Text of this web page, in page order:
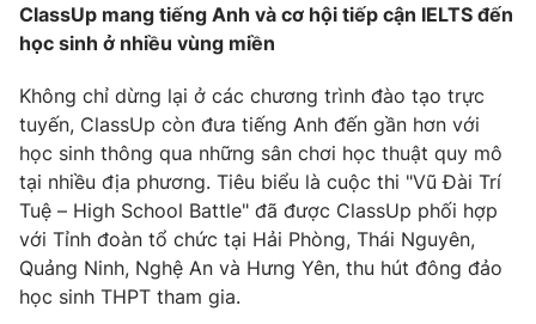
Cơ quan báo chí:
Thời báo VTV
cấp ngày 29/12/2023
Tổng Biên tập: Vũ Thanh Thủy
Phó Tổng Biên tập:Nguyễn Thị Mỹ Hạnh, Phạm Quốc Thắng,
Nguyễn Trọng Ninh
Tổng đài VTV:024.38 355 931 - 024.38 355 932
Ðiện thoại Thời báo VTV:024.66 897 897
Email:toasoan@vtv.vn
Liên hệ quảng cáo:
024-7300.7108
ClassUp mang tiếng Anh và cơ hội tiếp cận IELTS đến
học sinh ở nhiều vùng miền
Không chỉ dừng lại ở các chương trình đào tạo trực
tuyến, ClassUp còn đưa tiếng Anh đến gần hơn với
học sinh thông qua những sân chơi học thuật quy mô
tại nhiều địa phương. Tiêu biểu là cuộc thi "Vũ Đài Trí
Tuệ – High School Battle" đã được ClassUp phối hợp
với Tỉnh đoàn tổ chức tại Hải Phòng, Thái Nguyên,
Quảng Ninh, Nghệ An và Hưng Yên, thu hút đông đảo
học sinh THPT tham gia.